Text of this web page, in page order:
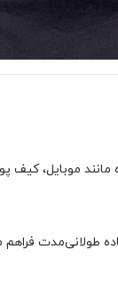
طولانی‌مدت فراهم